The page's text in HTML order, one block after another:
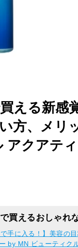
える新
方、メリ
クアティ
買えるおしゃれ
で手に入る！】美容の
by MN ビューティクル